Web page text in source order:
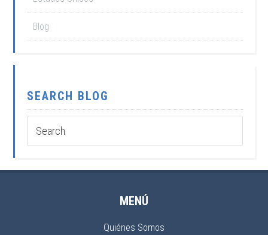
Blog
SEARCH BLOG
MENÚ
Quiénes Somos